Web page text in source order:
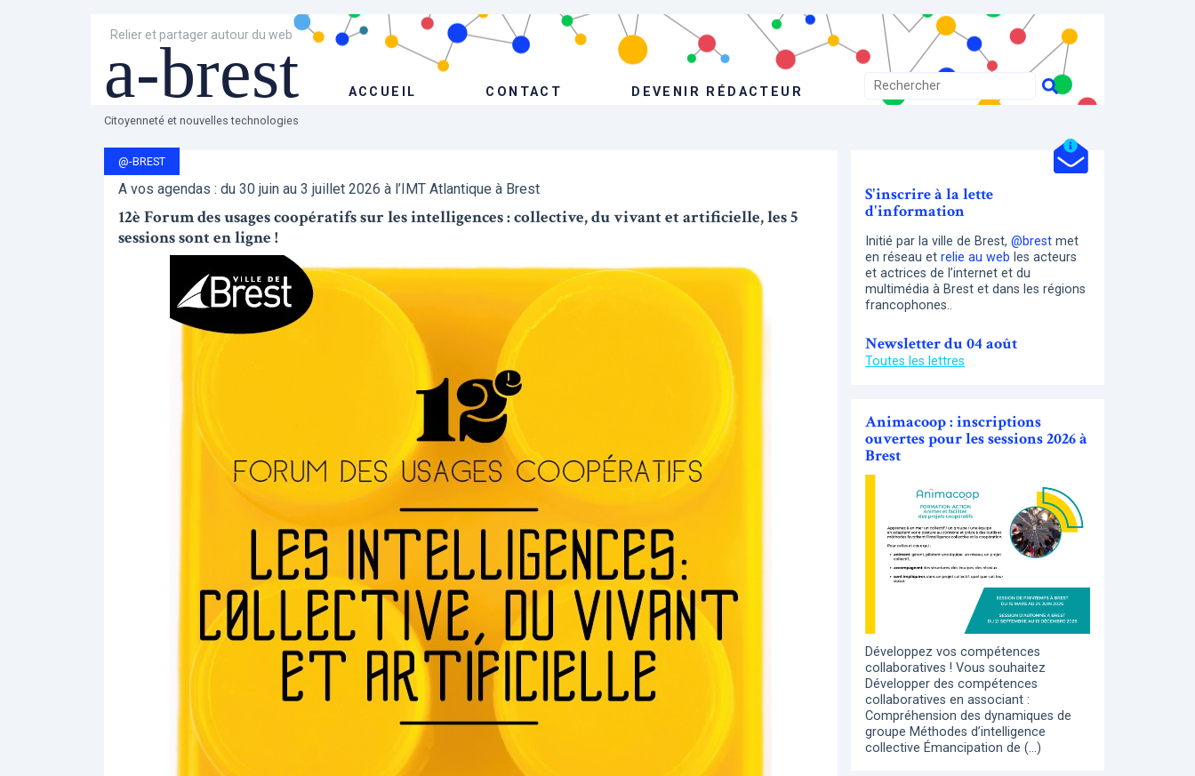
Relier et partager autour du web
a-brest ACCUEIL CONTACT DEVENIR RÉDACTEUR
Citoyenneté et nouvelles technologies
@-BREST
A vos agendas : du 30 juin au 3 juillet 2026 à l’IMT Atlantique à Brest
12è Forum des usages coopératifs sur les intelligences : collective, du vivant et artificielle, les 5
sessions sont en ligne !
S'inscrire à la lette
d'information
Initié par la ville de Brest, @brest met
en réseau et relie au web les acteurs
et actrices de l’internet et du
multimédia à Brest et dans les régions
francophones..
Newsletter du 04 août
Toutes les lettres
Animacoop : inscriptions
ouvertes pour les sessions 2026 à
Brest
Développez vos compétences
collaboratives ! Vous souhaitez
Développer des compétences
collaboratives en associant :
Compréhension des dynamiques de
groupe Méthodes d’intelligence
collective Émancipation de (…)